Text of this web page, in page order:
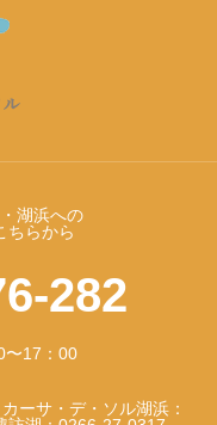
湖浜への
ちらから
282
〜17：00
ーサ・デ・ソル湖浜：